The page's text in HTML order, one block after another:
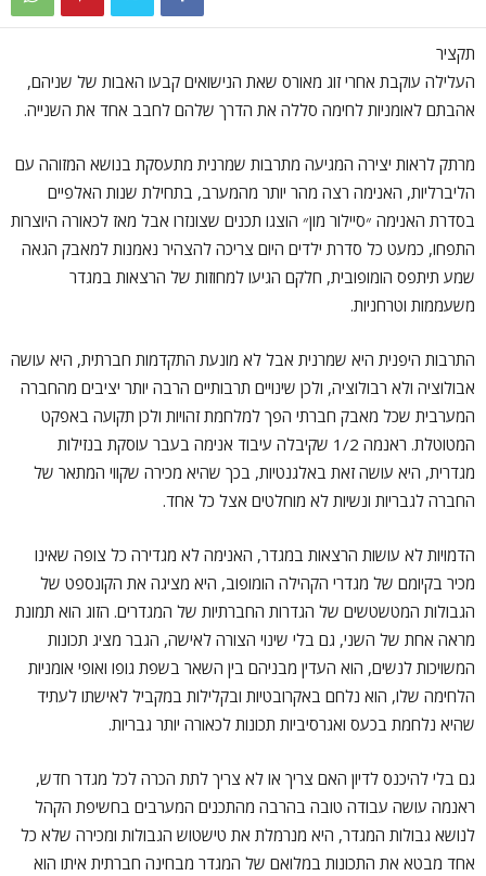
תקציר
העלילה עוקבת אחרי זוג מאורס שאת הנישואים קבעו האבות של שניהם,
אהבתם לאומניות לחימה סללה את הדרך שלהם לחבב אחד את השנייה.
מרתק לראות יצירה המגיעה מתרבות שמרנית מתעסקת בנושא המזוהה עם
הליברליות, האנימה רצה מהר יותר מהמערב, בתחילת שנות האלפיים
בסדרת האנימה ״סיילור מון״ הוצגו תכנים שצונזרו אבל מאז לכאורה היוצרות
התפחו, כמעט כל סדרת ילדים היום צריכה להצהיר נאמנות למאבק הגאה
שמע תיתפס הומופובית, חלקם הגיעו למחוזות של הרצאות במגדר
משעממות וטרחניות.
התרבות היפנית היא שמרנית אבל לא מונעת התקדמות חברתית, היא עושה
אבולוציה ולא רבולוציה, ולכן שינויים תרבותיים הרבה יותר יציבים מהחברה
המערבית שכל מאבק חברתי הפך למלחמת זהויות ולכן תקועה באפקט
המטוטלת. ראנמה 1/2 שקיבלה עיבוד אנימה בעבר עוסקת בנזילות
מגדרית, היא עושה זאת באלגנטיות, בכך שהיא מכירה שקווי המתאר של
החברה לגבריות ונשיות לא מוחלטים אצל כל אחד.
הדמויות לא עושות הרצאות במגדר, האנימה לא מגדירה כל צופה שאינו
מכיר בקיומם של מגדרי הקהילה הומופוב, היא מציגה את הקונספט של
הגבולות המטשטשים של הגדרות החברתיות של המגדרים. הזוג הוא תמונת
מראה אחת של השני, גם בלי שינוי הצורה לאישה, הגבר מציג תכונות
המשויכות לנשים, הוא העדין מבניהם בין השאר בשפת גופו ואופי אומניות
הלחימה שלו, הוא נלחם באקרובטיות ובקלילות במקביל לאישתו לעתיד
שהיא נלחמת בכעס ואגרסיביות תכונות לכאורה יותר גבריות.
גם בלי להיכנס לדיון האם צריך או לא צריך לתת הכרה לכל מגדר חדש,
ראנמה עושה עבודה טובה בהרבה מהתכנים המערבים בחשיפת הקהל
לנושא גבולות המגדר, היא מנרמלת את טישטוש הגבולות ומכירה שלא כל
אחד מבטא את התכונות במלואם של המגדר מבחינה חברתית איתו הוא